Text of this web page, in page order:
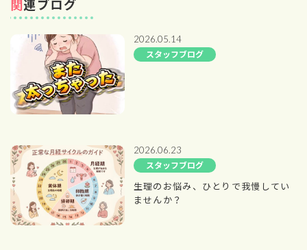
関連ブログ
2026.05.14
スタッフブログ
2026.06.23
スタッフブログ
生理のお悩み、ひとりで我慢してい
ませんか？